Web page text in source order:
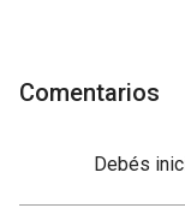
Comentarios
Debés